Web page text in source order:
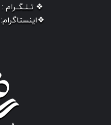
❖ تــلــگــرام :
❖اینستاگرام: